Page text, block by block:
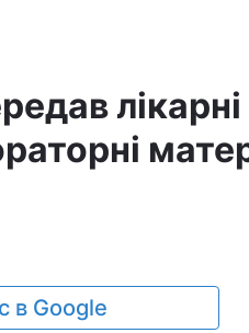
лікарні
в Google